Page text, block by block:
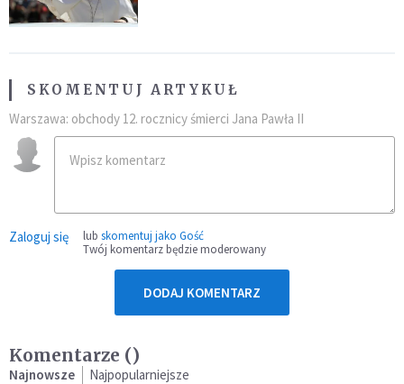
SKOMENTUJ ARTYKUŁ
Warszawa: obchody 12. rocznicy śmierci Jana Pawła II
Zaloguj się lub skomentuj jako Gość
Twój komentarz będzie moderowany
DODAJ KOMENTARZ
Komentarze ()
Najnowsze Najpopularniejsze